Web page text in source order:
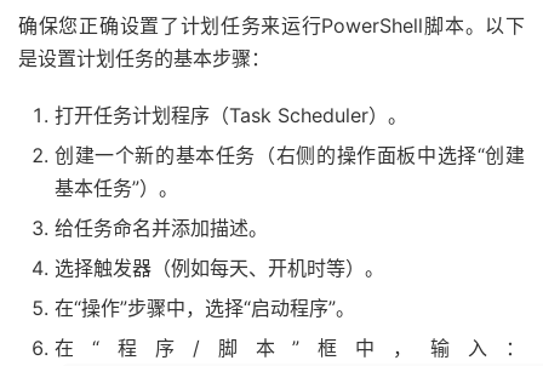
确保您正确设置了计划任务来运行PowerShell脚本。以下
是设置计划任务的基本步骤：
打开任务计划程序（Task Scheduler）。
创建一个新的基本任务（右侧的操作面板中选择“创建
基本任务”）。
给任务命名并添加描述。
选择触发器（例如每天、开机时等）。
在“操作”步骤中，选择“启动程序”。
在“程序/脚本”框中，输入：